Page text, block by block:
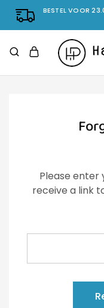
BESTEL VOOR
Please enter
receive a link